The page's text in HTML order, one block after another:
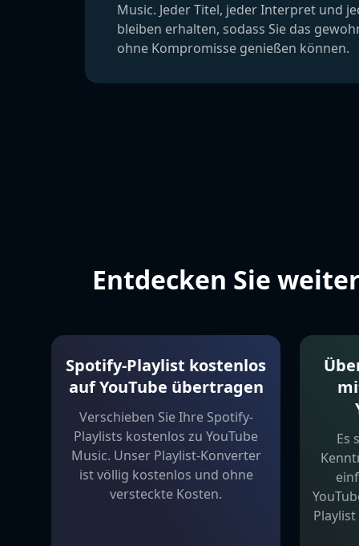
Music. Jeder Titel, jeder Interpret und
bleiben erhalten, sodass Sie das
ohne Kompromisse genießen können.
Entdecken Sie
Spotify-Playlist kostenlos
auf YouTube übertragen
Verschieben Sie Ihre Spotify-
Playlists kostenlos zu YouTube
Music. Unser Playlist-Konverter
ist völlig kostenlos und ohne
versteckte Kosten.
Es